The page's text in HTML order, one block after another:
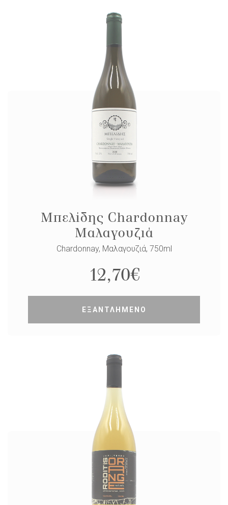
Μπελίδης Chardonnay
Μαλαγουζιά
Chardonnay, Μαλαγουζιά, 750ml
12,70€
ΕΞΑΝΤΛΗΜΕΝΟ